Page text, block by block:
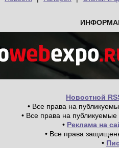
Новостной
• Все права на
• Все права на
• Реклама на
• Все права
•